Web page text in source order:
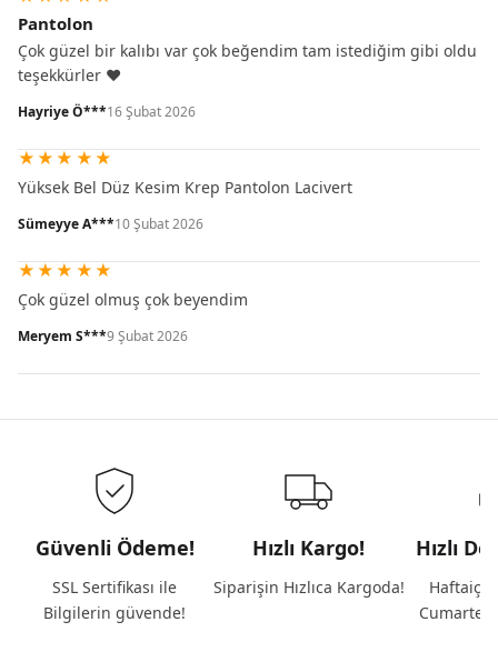
Pantolon
Çok güzel bir kalıbı var çok beğendim tam istediğim gibi oldu
teşekkürler ♥️
Hayriye Ö***16 Şubat 2026
★ ★ ★ ★ ★
Yüksek Bel Düz Kesim Krep Pantolon Lacivert
Sümeyye A***10 Şubat 2026
★ ★ ★ ★ ★
Çok güzel olmuş çok beyendim
Meryem S***9 Şubat 2026
Güvenli Ödeme!
SSL Sertifikası ile
Bilgilerin güvende!
Hızlı Kargo!
Siparişin Hızlıca Kargoda!
Hızlı
Haftaiçi